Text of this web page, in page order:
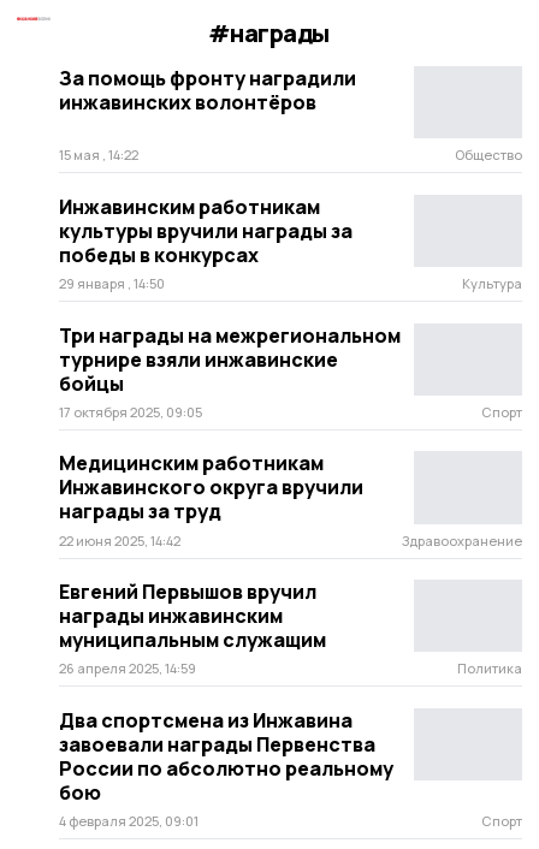
#награды
За помощь фронту наградили
инжавинских волонтёров
15 мая , 14:22 Общество
Инжавинским работникам
культуры вручили награды за
победы в конкурсах
29 января , 14:50 Культура
Три награды на межрегиональном
турнире взяли инжавинские
бойцы
17 октября 2025, 09:05 Спорт
Медицинским работникам
Инжавинского округа вручили
награды за труд
22 июня 2025, 14:42 Здравоохранение
Евгений Первышов вручил
награды инжавинским
муниципальным служащим
26 апреля 2025, 14:59 Политика
Два спортсмена из Инжавина
завоевали награды Первенства
России по абсолютно реальному
бою
4 февраля 2025, 09:01 Спорт